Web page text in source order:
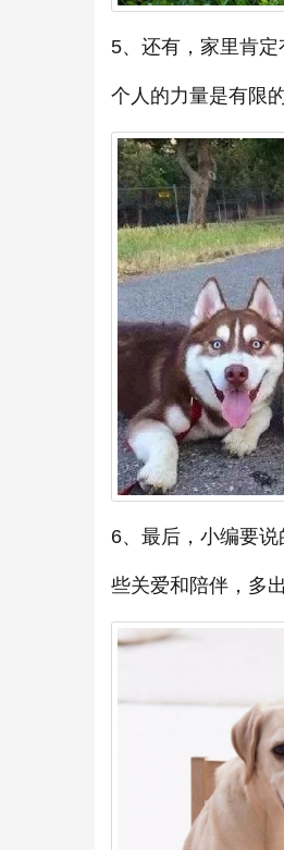
5、还有，家里肯
个人的力量是有限
6、最后，小编要
些关爱和陪伴，多